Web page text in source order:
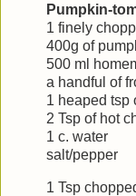
Pumpkin-
1 finely
400g of
500 ml
a handful of
1 heaped tsp
2 Tsp of hot
1 c. water
salt/pepper
1 Tsp